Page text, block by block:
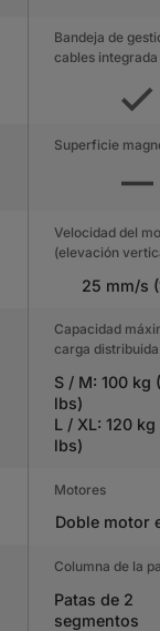
Bandeja de
cables integrada
Superficie
Velocidad del
(elevación
25 mm/s
Capacidad
carga distribuida
S / M: 100 kg
lbs)
L / XL: 120
lbs)
Motores
Doble motor
Columna de la
Patas de 2
segmentos